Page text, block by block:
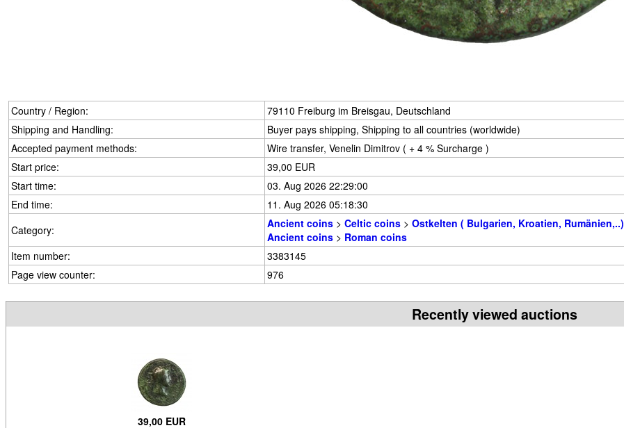
Country / Region:
79110 Freiburg im Breisgau, Deutschland
Shipping and Handling:
Buyer pays shipping, Shipping to all countries (worldwide)
Accepted payment methods:
Wire transfer, Venelin Dimitrov ( + 4 % Surcharge )
Start price:
39,00 EUR
Start time:
03. Aug 2026 22:29:00
End time:
11. Aug 2026 05:18:30
Category:
Ancient coins > Celtic coins > Ostkelten ( Bulgarien, Kroatien, Rumänien,..)
Ancient coins > Roman coins
Item number:
3383145
Page view counter:
976
Recently viewed auctions
39,00 EUR